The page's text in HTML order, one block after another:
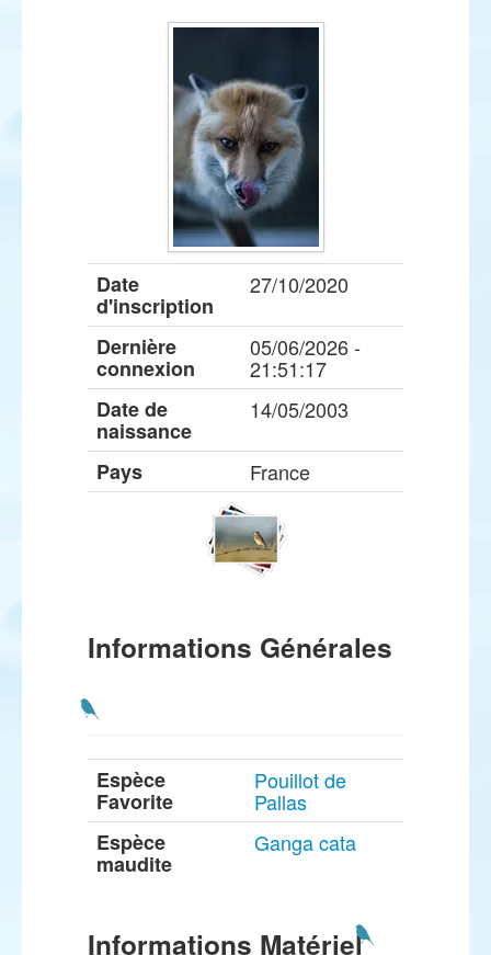
Date
d'inscription
27/10/2020
Dernière
connexion
05/06/2026 -
21:51:17
Date de
naissance
14/05/2003
Pays France
Informations Générales
Espèce
Favorite
Pouillot de
Pallas
Espèce
maudite
Ganga cata
Informations Matériel